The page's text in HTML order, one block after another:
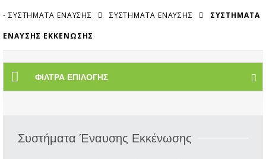
- ΣΥΣΤΉΜΑΤΑ ΈΝΑΥΣΗΣ ΣΥΣΤΉΜΑΤΑ ΈΝΑΥΣΗΣ ΣΥΣΤΉΜΑΤΑ
ΈΝΑΥΣΗΣ ΕΚΚΈΝΩΣΗΣ
ΦΊΛΤΡΑ ΕΠΙΛΟΓΉΣ
Συστήματα Έναυσης Εκκένωσης